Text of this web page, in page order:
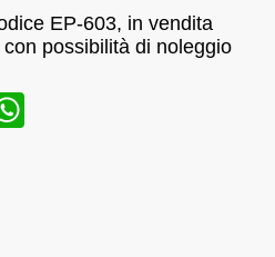
EP-603, in vendita
possibilità di noleggio